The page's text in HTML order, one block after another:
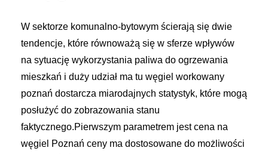
W sektorze komunalno-bytowym ścierają się dwie
tendencje, które równoważą się w sferze wpływów
na sytuację wykorzystania paliwa do ogrzewania
mieszkań i duży udział ma tu węgiel workowany
poznań dostarcza miarodajnych statystyk, które mogą
posłużyć do zobrazowania stanu
faktycznego.Pierwszym parametrem jest cena na
węgiel Poznań ceny ma dostosowane do możliwości